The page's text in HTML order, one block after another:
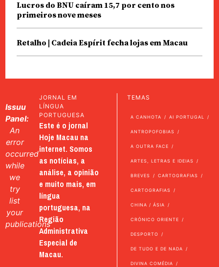
Lucros do BNU caíram 15,7 por cento nos
primeiros nove meses
Retalho | Cadeia Espírit fecha lojas em Macau
Issuu
Panel:
An
error
occurred
while
we
try
list
your
publications
JORNAL EM
LÍNGUA
PORTUGUESA
Este é o jornal
Hoje Macau na
internet. Somos
as notícias, a
análise, a opinião
e muito mais, em
língua
portuguesa, na
Região
Administrativa
Especial de
Macau.
TEMAS
A CANHOTA AI PORTUGAL
ANTROPOFOBIAS
A OUTRA FACE
ARTES, LETRAS E IDEIAS
BREVES CARTOGRAFIAS
CARTOGRAFIAS
CHINA / ÁSIA
CRÓNICO ORIENTE
DESPORTO
DE TUDO E DE NADA
DIVINA COMÉDIA